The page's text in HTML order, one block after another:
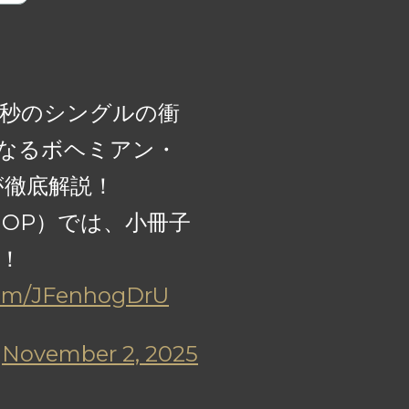
のシングルの衝
るボヘミアン・
底解説！
）では、小冊子
JFenhogDrU
November 2, 2025